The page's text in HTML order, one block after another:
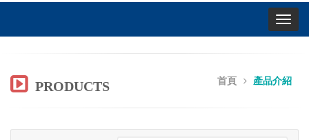
首頁 產品介紹
PRODUCTS